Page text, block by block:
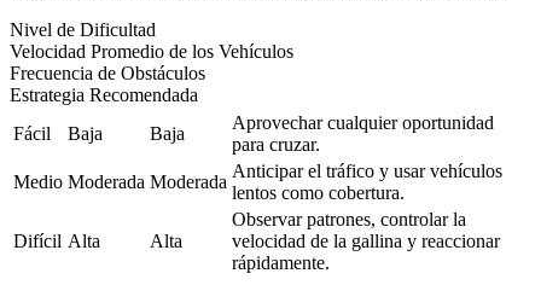
Nivel de Dificultad
Velocidad Promedio de los Vehículos
Frecuencia de Obstáculos
Estrategia Recomendada
Fácil
Baja Baja
Aprovechar cualquier oportunidad
para cruzar.
Medio Moderada Moderada
Anticipar el tráfico y usar vehículos
lentos como cobertura.
Difícil Alta Alta
Observar patrones, controlar la
velocidad de la gallina y reaccionar
rápidamente.